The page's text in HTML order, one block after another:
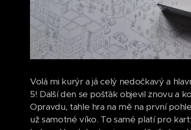
Volá mi kurýr a já celý nedočkavý a
5! Další den se pošťák objevil znovu a
Opravdu, tahle hra na mě na první
už samotné víko. To samé platí pro